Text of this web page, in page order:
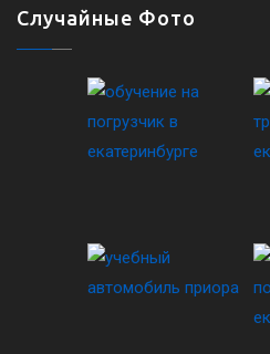
Случайные Фото